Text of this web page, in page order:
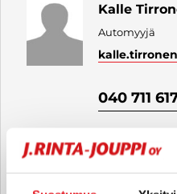
Kalle
Automyyjä
040 711